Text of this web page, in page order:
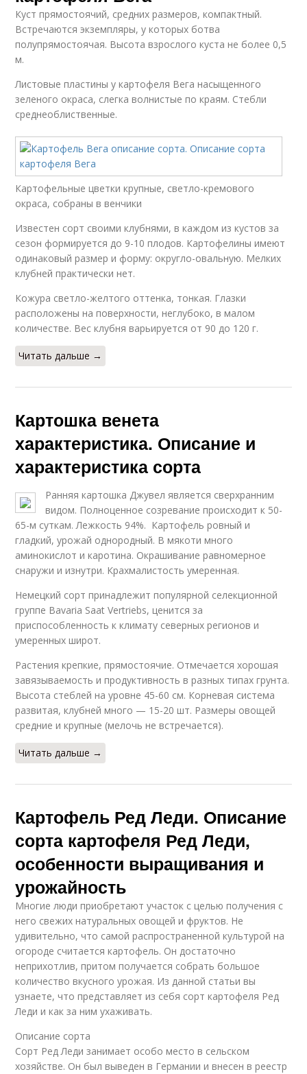
Куст прямостоячий, средних размеров, компактный.
Встречаются экземпляры, у которых ботва
полупрямостоячая. Высота взрослого куста не более 0,5
м.
Листовые пластины у картофеля Вега насыщенного
зеленого окраса, слегка волнистые по краям. Стебли
среднеоблиственные.
Картофельные цветки крупные, светло-кремового
окраса, собраны в венчики
Известен сорт своими клубнями, в каждом из кустов за
сезон формируется до 9-10 плодов. Картофелины имеют
одинаковый размер и форму: округло-овальную. Мелких
клубней практически нет.
Кожура светло-желтого оттенка, тонкая. Глазки
расположены на поверхности, неглубоко, в малом
количестве. Вес клубня варьируется от 90 до 120 г.
Читать дальше →
Картошка венета
характеристика. Описание и
характеристика сорта
Ранняя картошка Джувел является сверхранним
видом. Полноценное созревание происходит к 50-
65-м суткам. Лежкость 94%. Картофель ровный и
гладкий, урожай однородный. В мякоти много
аминокислот и каротина. Окрашивание равномерное
снаружи и изнутри. Крахмалистость умеренная.
Немецкий сорт принадлежит популярной селекционной
группе Bavaria Saat Vertriebs, ценится за
приспособленность к климату северных регионов и
умеренных широт.
Растения крепкие, прямостоячие. Отмечается хорошая
завязываемость и продуктивность в разных типах грунта.
Высота стеблей на уровне 45-60 см. Корневая система
развитая, клубней много — 15-20 шт. Размеры овощей
средние и крупные (мелочь не встречается).
Читать дальше →
Картофель Ред Леди. Описание
сорта картофеля Ред Леди,
особенности выращивания и
урожайность
Многие люди приобретают участок с целью получения с
него свежих натуральных овощей и фруктов. Не
удивительно, что самой распространенной культурой на
огороде считается картофель. Он достаточно
неприхотлив, притом получается собрать большое
количество вкусного урожая. Из данной статьи вы
узнаете, что представляет из себя сорт картофеля Ред
Леди и как за ним ухаживать.
Описание сорта
Сорт Ред Леди занимает особо место в сельском
хозяйстве. Он был выведен в Германии и внесен в реестр